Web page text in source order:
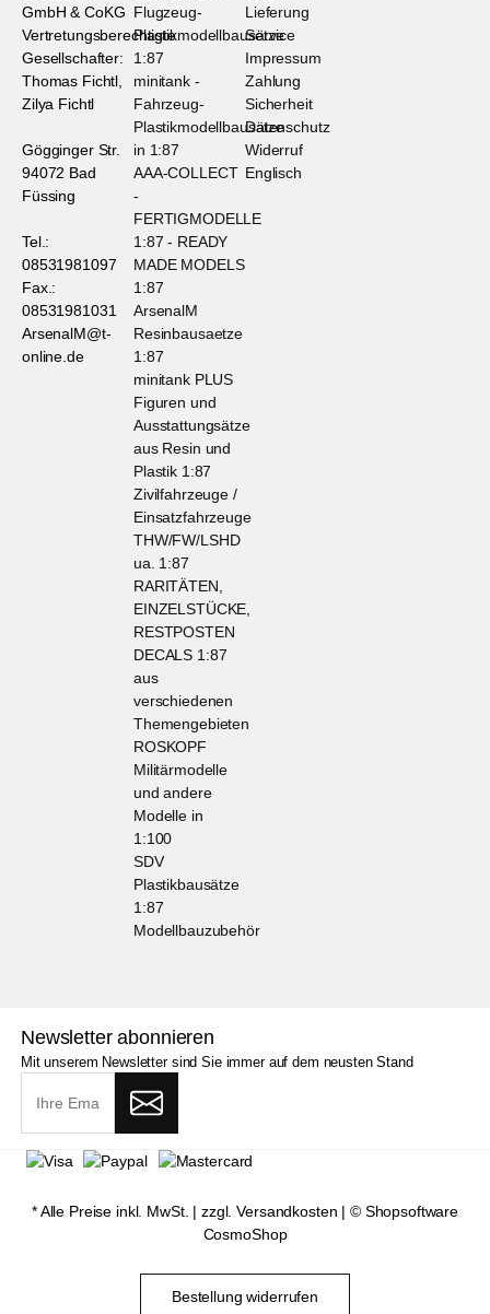
GmbH & CoKG
Vertretungsberechtigte
Gesellschafter:
Thomas Fichtl,
Zilya Fichtl
Gögginger Str.
94072 Bad
Füssing
Tel.:
08531981097
Fax.:
08531981031
ArsenalM@t-
online.de
Flugzeug-
Plastikmodellbausätze
1:87
minitank -
Fahrzeug-
Plastikmodellbausätze
in 1:87
AAA-COLLECT
-
FERTIGMODELLE
1:87 - READY
MADE MODELS
1:87
ArsenalM
Resinbausaetze
1:87
minitank PLUS
Figuren und
Ausstattungsätze
aus Resin und
Plastik 1:87
Zivilfahrzeuge /
Einsatzfahrzeuge
THW/FW/LSHD
ua. 1:87
RARITÄTEN,
EINZELSTÜCKE,
RESTPOSTEN
DECALS 1:87
aus
verschiedenen
Themengebieten
ROSKOPF
Militärmodelle
und andere
Modelle in
1:100
SDV
Plastikbausätze
1:87
Modellbauzubehör
Lieferung
Service
Impressum
Zahlung
Sicherheit
Datenschutz
Widerruf
Englisch
Newsletter abonnieren
Mit unserem Newsletter sind Sie immer auf dem neusten Stand
* Alle Preise inkl. MwSt. |zzgl. Versandkosten | © Shopsoftware
CosmoShop
Bestellung widerrufen